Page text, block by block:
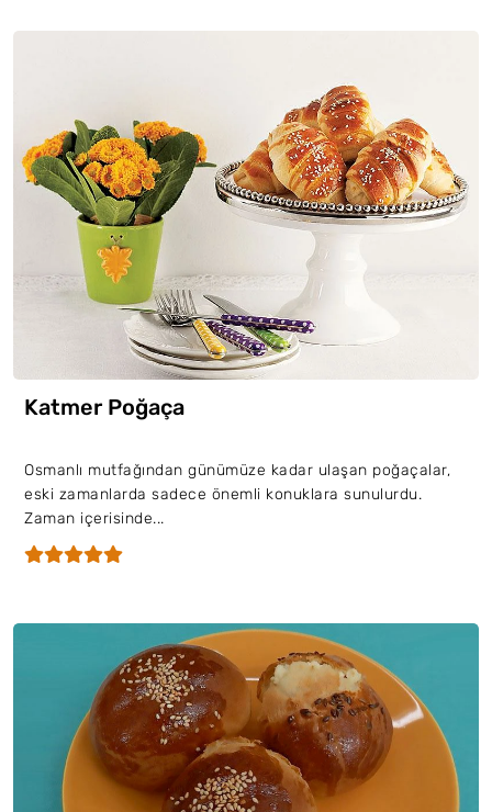
Katmer Poğaça
Osmanlı mutfağından günümüze kadar ulaşan poğaçalar,
eski zamanlarda sadece önemli konuklara sunulurdu.
Zaman içerisinde...